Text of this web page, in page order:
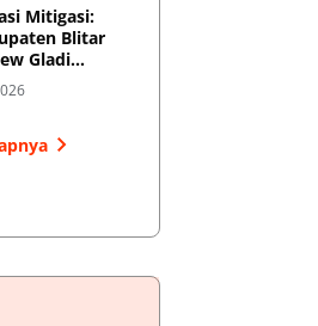
Mitigasi:
Blitar
Gladi
Erupsi Gunung